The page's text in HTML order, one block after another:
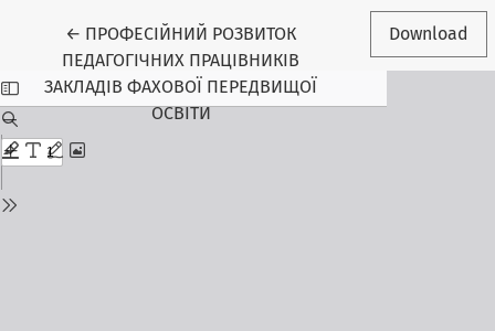
← Return to Article Details
ПРОФЕСІЙНИЙ РОЗВИТОК
ПЕДАГОГІЧНИХ ПРАЦІВНИКІВ
ЗАКЛАДІВ ФАХОВОЇ ПЕРЕДВИЩОЇ
ОСВІТИ
Download